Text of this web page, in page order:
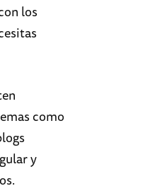
los
como
y